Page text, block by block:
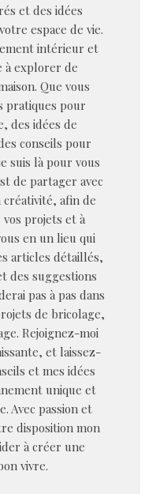
et des idées
espace de vie.
intérieur et
à explorer de
Que vous
pratiques pour
des idées de
conseils pour
suis là pour vous
de partager avec
afin de
projets et à
en un lieu qui
articles détaillés,
des suggestions
pas à pas dans
de bricolage,
Rejoignez-moi
et laissez-
et mes idées
unique et
Avec passion et
disposition mon
à créer une
vivre.